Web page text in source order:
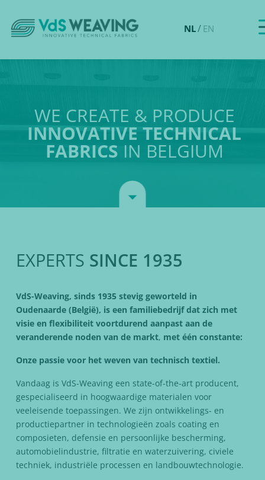
NL/ EN
WE CREATE & PRODUCE
INNOVATIVE TECHNICAL
FABRICS IN BELGIUM
EXPERTS SINCE 1935
VdS-Weaving, sinds 1935 stevig geworteld in
Oudenaarde (België), is een familiebedrijf dat zich met
visie en flexibiliteit voortdurend aanpast aan de
veranderende noden van de markt, met één constante:
Onze passie voor het weven van technisch textiel.
Vandaag is VdS-Weaving een state-of-the-art producent,
gespecialiseerd in hoogwaardige materialen voor
veeleisende toepassingen. We zijn ontwikkelings- en
productiepartner in technologieën zoals coating en
composieten, defensie en persoonlijke bescherming,
automobielindustrie, filtratie en waterzuivering, civiele
techniek, industriële processen en landbouwtechnologie.